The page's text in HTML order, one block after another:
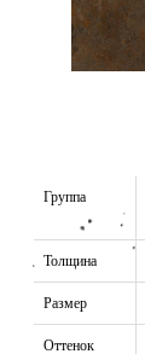
Группа
Толщина
Размер
Оттенок